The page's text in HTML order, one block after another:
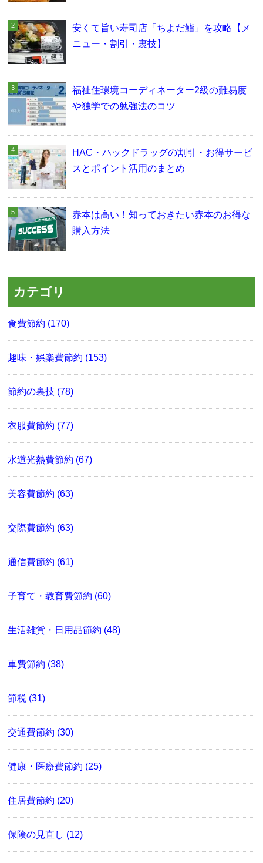
安くて旨い寿司店「ちよだ鮨」を攻略【メ
ニュー・割引・裏技】
福祉住環境コーディネーター2級の難易度
や独学での勉強法のコツ
HAC・ハックドラッグの割引・お得サービ
スとポイント活用のまとめ
赤本は高い！知っておきたい赤本のお得な
購入方法
カテゴリ
食費節約 (170)
趣味・娯楽費節約 (153)
節約の裏技 (78)
衣服費節約 (77)
水道光熱費節約 (67)
美容費節約 (63)
交際費節約 (63)
通信費節約 (61)
子育て・教育費節約 (60)
生活雑貨・日用品節約 (48)
車費節約 (38)
節税 (31)
交通費節約 (30)
健康・医療費節約 (25)
住居費節約 (20)
保険の見直し (12)